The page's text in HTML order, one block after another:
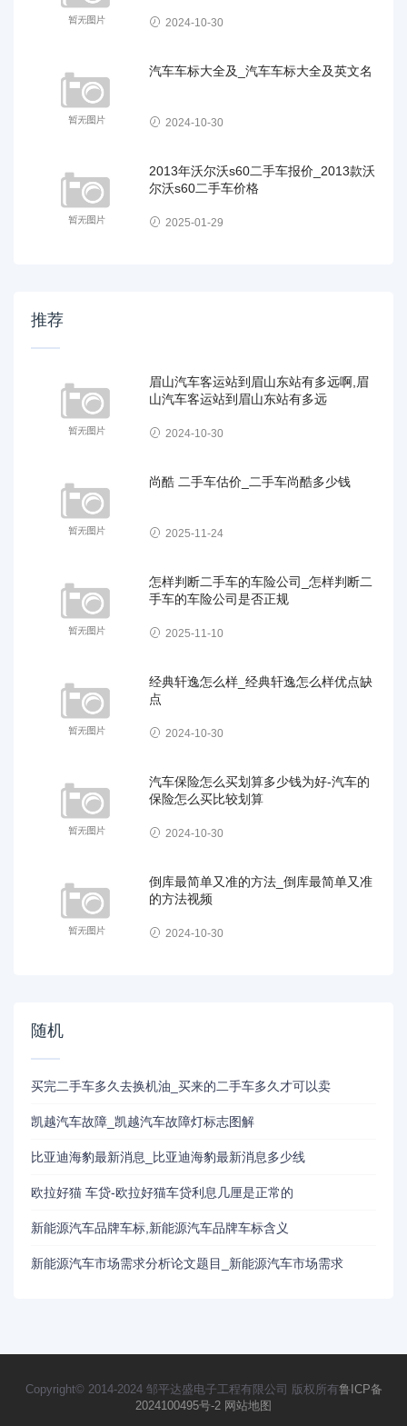
2024-10-30
汽车车标大全及_汽车车标大全及英文名
2024-10-30
2013年沃尔沃s60二手车报价_2013款沃
尔沃s60二手车价格
2025-01-29
推荐
眉山汽车客运站到眉山东站有多远啊,眉
山汽车客运站到眉山东站有多远
2024-10-30
尚酷 二手车估价_二手车尚酷多少钱
2025-11-24
怎样判断二手车的车险公司_怎样判断二
手车的车险公司是否正规
2025-11-10
经典轩逸怎么样_经典轩逸怎么样优点缺
点
2024-10-30
汽车保险怎么买划算多少钱为好-汽车的
保险怎么买比较划算
2024-10-30
倒库最简单又准的方法_倒库最简单又准
的方法视频
2024-10-30
随机
买完二手车多久去换机油_买来的二手车多久才可以卖
凯越汽车故障_凯越汽车故障灯标志图解
比亚迪海豹最新消息_比亚迪海豹最新消息多少线
欧拉好猫 车贷-欧拉好猫车贷利息几厘是正常的
新能源汽车品牌车标,新能源汽车品牌车标含义
新能源汽车市场需求分析论文题目_新能源汽车市场需求
Copyright© 2014-2024 邹平达盛电子工程有限公司 版权所有鲁ICP备
2024100495号-2 网站地图